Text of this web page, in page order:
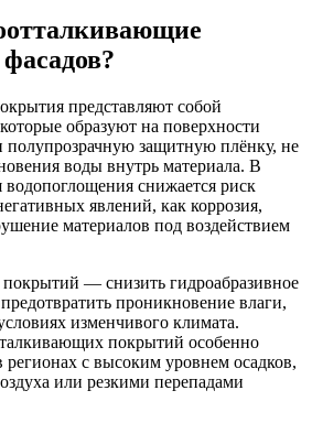
представляют собой
образуют на поверхности
защитную плёнку, не
воды внутрь материала. В
водопоглощения снижается риск
явлений, как коррозия,
материалов под воздействием
покрытий — снизить гидроабразивное
проникновение влаги,
изменчивого климата.
покрытий особенно
регионах с высоким уровнем осадков,
или резкими перепадами